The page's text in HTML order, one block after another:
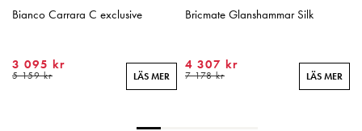
Bianco Carrara C exclusive
3 095 kr
5 159 kr LÄS MER
Bricmate Glanshammar Silk
4 307 kr
7 178 kr LÄS MER